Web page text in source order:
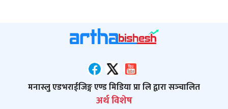
मनास्लु एडभराईजिङ्ग एण्ड मिडिया प्रा लि द्वारा सञ्‍चालित
अर्थ विशेष